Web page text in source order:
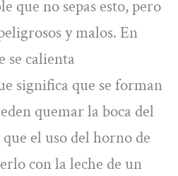
que no sepas esto, pero
y malos. En
se calienta
significa que se forman
quemar la boca del
que el uso del horno de
con la leche de un